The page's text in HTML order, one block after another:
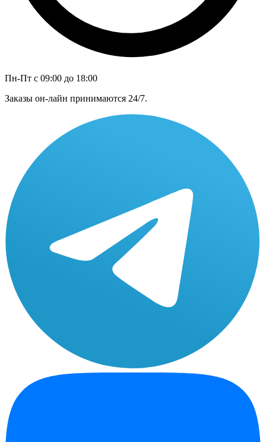
Пн-Пт с 09:00 до 18:00
Заказы он-лайн принимаются 24/7.